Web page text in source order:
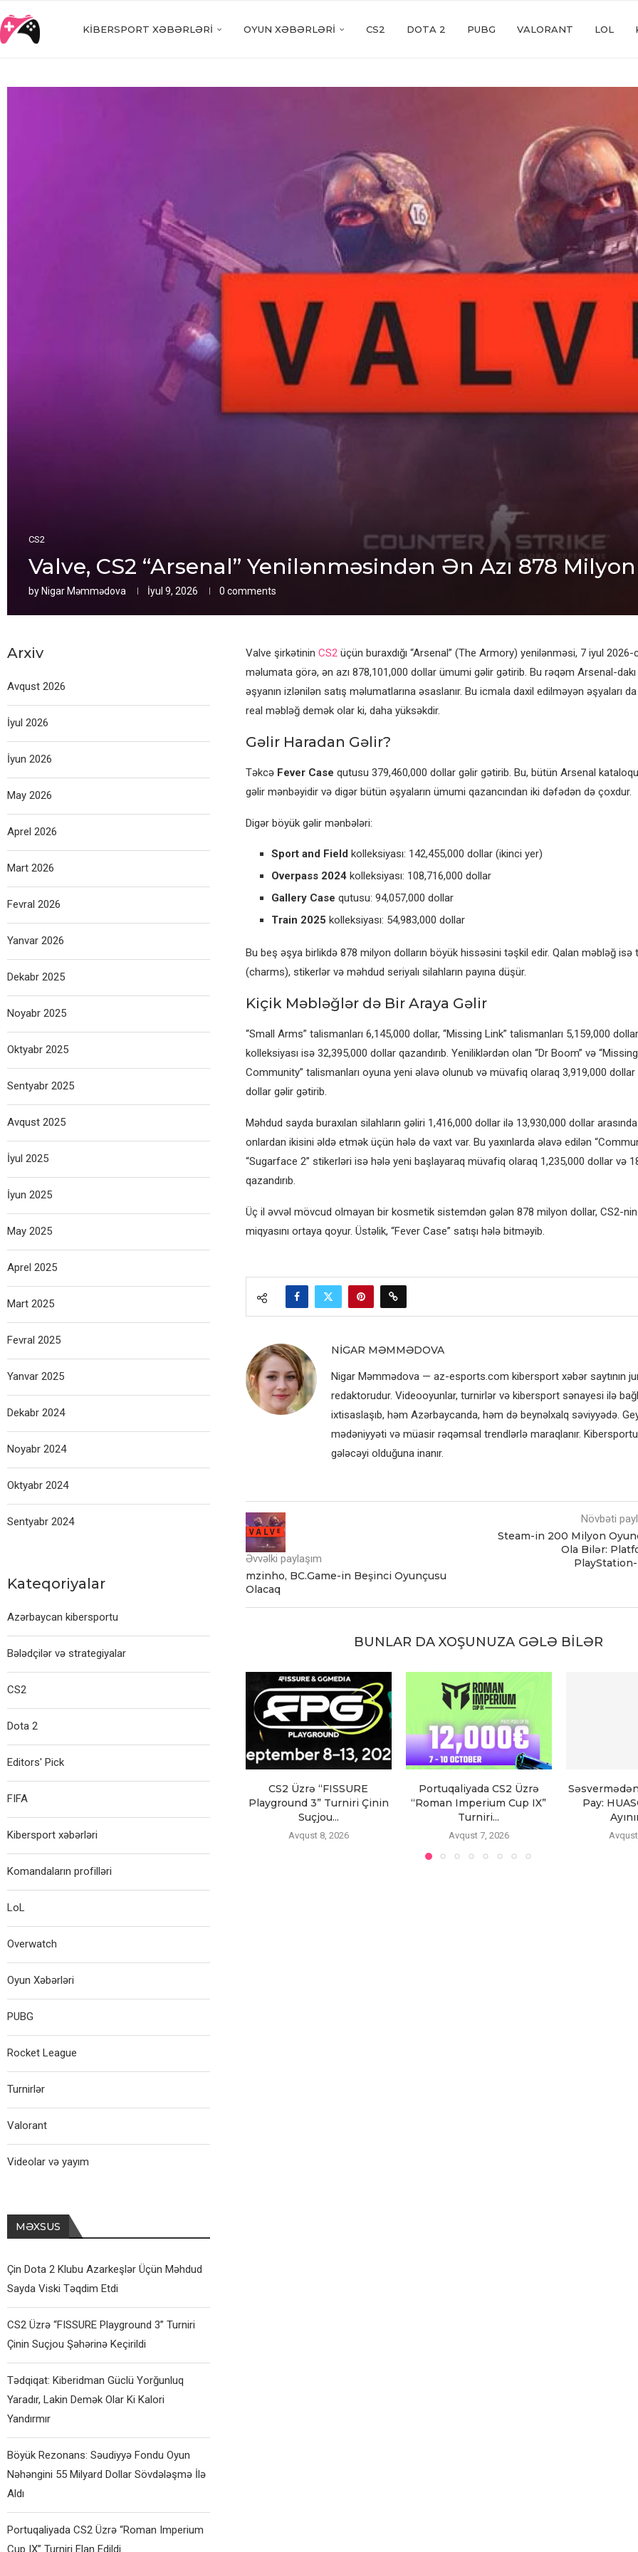
KIBERSPORT XƏBƏRLƏRI OYUN XƏBƏRLƏRI CS2 DOTA 2 PUBG VALORANT LOL
CS2
Valve, CS2 “Arsenal” Yenilənməsindən Ən Azı 878
by Nigar Məmmədova İyul 9, 2026 0 comments
Valve şirkətinin CS2üçün buraxdığı “Arsenal” (The Armory) yenilənməsi, 7 iyul 2026-
məlumata görə, ən azı 878,101,000 dollar ümumi gəlir gətirib. Bu rəqəm Arsenal-
əşyanın izlənilən satış məlumatlarına əsaslanır. Bu icmala daxil edilməyən əşyaları
real məbləğ demək olar ki, daha yüksəkdir.
Gəlir Haradan Gəlir?
Təkcə Fever Case qutusu 379,460,000 dollar gəlir gətirib. Bu, bütün Arsenal
gəlir mənbəyidir və digər bütün əşyaların ümumi qazancından iki dəfədən də çoxdur.
Digər böyük gəlir mənbələri:
Sport and Field kolleksiyası: 142,455,000 dollar (ikinci yer)
Overpass 2024kolleksiyası: 108,716,000 dollar
Gallery Case qutusu: 94,057,000 dollar
Train 2025 kolleksiyası: 54,983,000 dollar
Bu beş əşya birlikdə 878 milyon dolların böyük hissəsini təşkil edir. Qalan məbləğ isə
(charms), stikerlər və məhdud seriyalı silahların payına düşür.
Kiçik Məbləğlər də Bir Araya Gəlir
“Small Arms” talismanları 6,145,000 dollar, “Missing Link” talismanları 5,159,000
kolleksiyası isə 32,395,000 dollar qazandırıb. Yeniliklərdən olan “Dr Boom” və
Community” talismanları oyuna yeni əlavə olunub və müvafiq olaraq 3,919,000 dollar
dollar gəlir gətirib.
Məhdud sayda buraxılan silahların gəliri 1,416,000 dollar ilə 13,930,000 dollar
onlardan ikisini əldə etmək üçün hələ də vaxt var. Bu yaxınlarda əlavə edilən
“Sugarface 2” stikerləri isə hələ yeni başlayaraq müvafiq olaraq 1,235,000 dollar və
qazandırıb.
Üç il əvvəl mövcud olmayan bir kosmetik sistemdən gələn 878 milyon dollar, CS2-
miqyasını ortaya qoyur. Üstəlik, “Fever Case” satışı hələ bitməyib.
NIGAR MƏMMƏDOVA
Nigar Məmmədova — az-esports.com kibersport xəbər saytının
redaktorudur. Videooyunlar, turnirlər və kibersport sənayesi ilə
ixtisaslaşıb, həm Azərbaycanda, həm də beynəlxalq səviyyədə.
mədəniyyəti və müasir rəqəmsal trendlərlə maraqlanır.
gələcəyi olduğuna inanır.
Əvvəlki paylaşım
mzinho, BC.Game-in Beşinci Oyunçusu
Olacaq
Növbəti
Steam-in 200 Milyon
Ola Bilər:
BUNLAR DA XOŞUNUZA GƏLƏ BILƏR
CS2 Üzrə “FISSURE
Playground 3” Turniri Çinin
Suçjou...
Avqust 8, 2026
Portuqaliyada CS2 Üzrə
“Roman Imperium Cup IX”
Turniri...
Avqust 7, 2026
Pay:
Arxiv
Avqust 2026
İyul 2026
İyun 2026
May 2026
Aprel 2026
Mart 2026
Fevral 2026
Yanvar 2026
Dekabr 2025
Noyabr 2025
Oktyabr 2025
Sentyabr 2025
Avqust 2025
İyul 2025
İyun 2025
May 2025
Aprel 2025
Mart 2025
Fevral 2025
Yanvar 2025
Dekabr 2024
Noyabr 2024
Oktyabr 2024
Sentyabr 2024
Kateqoriyalar
Azərbaycan kibersportu
Bələdçilər və strategiyalar
CS2
Dota 2
Editors' Pick
FIFA
Kibersport xəbərləri
Komandaların profilləri
LoL
Overwatch
Oyun Xəbərləri
PUBG
Rocket League
Turnirlər
Valorant
Videolar və yayım
MƏXSUS
Çin Dota 2 Klubu Azarkeşlər Üçün Məhdud
Sayda Viski Təqdim Etdi
CS2 Üzrə “FISSURE Playground 3” Turniri
Çinin Suçjou Şəhərinə Keçirildi
Tədqiqat: Kiberidman Güclü Yorğunluq
Yaradır, Lakin Demək Olar Ki Kalori
Yandırmır
Böyük Rezonans: Səudiyyə Fondu Oyun
Nəhəngini 55 Milyard Dollar Sövdələşmə İlə
Aldı
Portuqaliyada CS2 Üzrə “Roman Imperium
Cup IX” Turniri Elan Edildi